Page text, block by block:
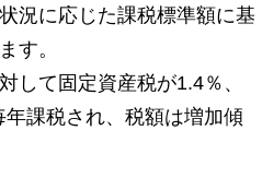
況に応じた課税標準額に基
す。
して固定資産税が1.4％、
課税され、税額は増加傾